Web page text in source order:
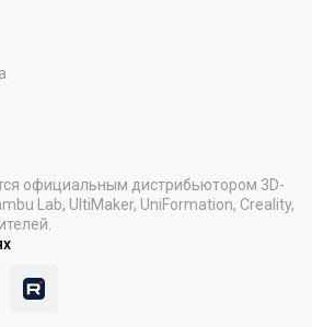
официальным дистрибьютором 3D-
Lab, UltiMaker, UniFormation, Creality,